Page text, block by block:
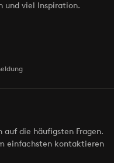
und viel Inspiration.
auf die häufigsten Fragen.
einfachsten kontaktieren